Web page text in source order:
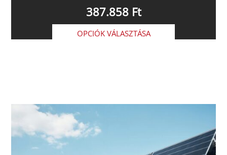
387.858 Ft
OPCIÓK VÁLASZTÁSA